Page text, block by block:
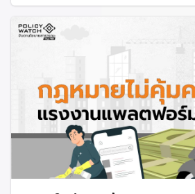
แล้ว ยังเป็นการประกาศท่าทีของประเทศ
บ้าน อย่างเมียนมา และกัมพูชา